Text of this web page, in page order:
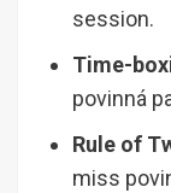
session.
Time-
povinná
Rule of
miss